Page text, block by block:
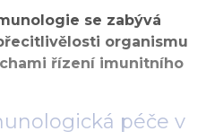
se zabývá
organismu
řízení imunitního
péče v